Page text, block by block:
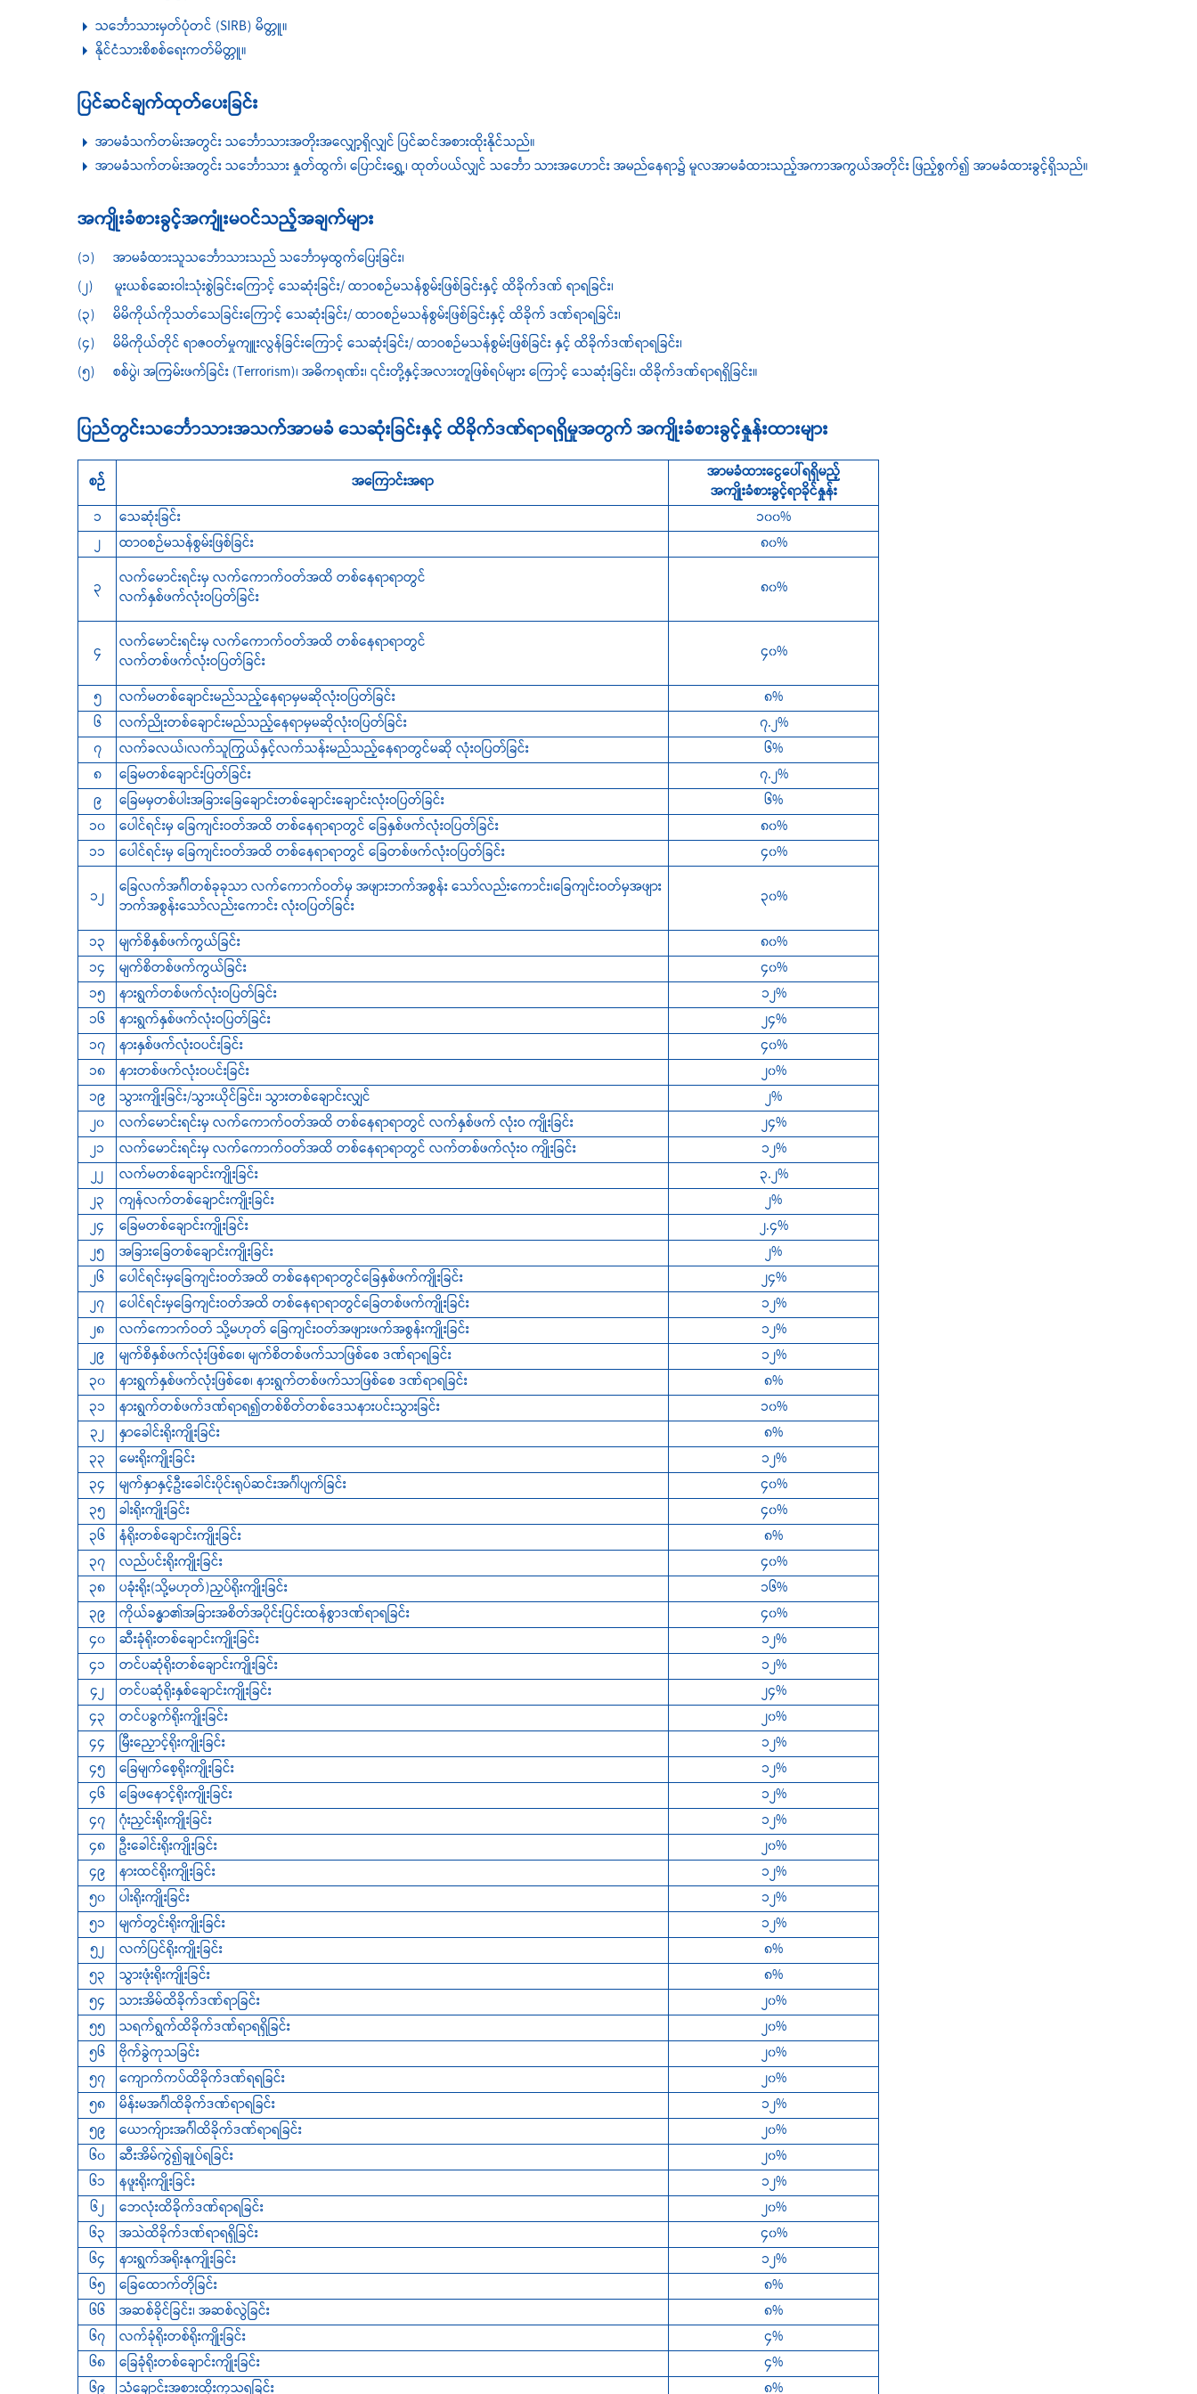
သင်္ဘောသားမှတ်ပုံတင် (SIRB) မိတ္တူ။
နိုင်ငံသားစိစစ်ရေးကတ်မိတ္တူ။
ပြင်ဆင်ချက်ထုတ်ပေးခြင်း
အာမခံသက်တမ်းအတွင်း သင်္ဘောသားအတိုးအလျှော့ရှိလျှင် ပြင်ဆင်အစားထိုးနိုင်သည်။
အာမခံသက်တမ်းအတွင်း သင်္ဘောသား နှုတ်ထွက်၊ ပြောင်းရွှေ့၊ ထုတ်ပယ်လျှင် သင်္ဘော သား‌အဟောင်း အမည်နေရာ၌ မူလအာမခံထားသည့်အကာအကွယ်အတိုင်း ဖြည့်စွက်၍ အာမခံထားခွင့်ရှိသည်။
အကျိုးခံစားခွင့်အကျုံးမဝင်သည့်အချက်များ
(၁) အာမခံထားသူသင်္ဘောသားသည် သင်္ဘောမှထွက်ပြေးခြင်း၊
(၂) မူးယစ်ဆေးဝါးသုံးစွဲခြင်းကြောင့် သေဆုံးခြင်း/ ထာဝစဉ်မသန်စွမ်းဖြစ်ခြင်းနှင့် ထိခိုက်ဒဏ် ရာရခြင်း၊
(၃) မိမိကိုယ်ကိုသတ်သေခြင်းကြောင့် သေဆုံးခြင်း/ ထာဝစဉ်မသန်စွမ်းဖြစ်ခြင်းနှင့် ထိခိုက် ဒဏ်ရာရခြင်း၊
(၄) မိမိကိုယ်တိုင် ရာဇဝတ်မှုကျူးလွန်ခြင်းကြောင့် သေဆုံးခြင်း/ ထာဝစဉ်မသန်စွမ်းဖြစ်ခြင်း နှင့် ထိခိုက်ဒဏ်ရာရခြင်း၊
(၅) စစ်ပွဲ၊ အကြမ်းဖက်ခြင်း (Terrorism)၊ အဓိကရုဏ်း၊ ၎င်းတို့နှင့်အလားတူဖြစ်ရပ်များ ကြောင့် သေဆုံးခြင်း၊ ထိခိုက်ဒဏ်ရာရရှိခြင်း။
ပြည်တွင်းသင်္ဘောသားအသက်အာမခံ သေဆုံးခြင်းနှင့် ထိခိုက်ဒဏ်ရာရရှိမှုအတွက်အကျိုးခံစားခွင့်နှုန်းထားများ
စဉ် အကြောင်းအရာ
အာမခံထားငွေပေါ်ရရှိမည့်
အကျိုးခံစားခွင့်ရာခိုင်နှုန်း
၁
သေဆုံးခြင်း
၁၀၀%
၂
ထာဝစဉ်မသန်စွမ်းဖြစ်ခြင်း
၈၀%
၃
လက်မောင်းရင်းမှ လက်ကောက်ဝတ်အထိ တစ်နေရာရာတွင်
လက်နှစ်ဖက်လုံးဝပြတ်ခြင်း
၈၀%
၄
လက်မောင်းရင်းမှ လက်ကောက်ဝတ်အထိ တစ်နေရာရာတွင်
လက်တစ်ဖက်လုံးဝပြတ်ခြင်း
၄၀%
၅
လက်မတစ်ချောင်းမည်သည့်နေရာမှမဆိုလုံးဝပြတ်ခြင်း
၈%
၆
လက်ညိုးတစ်ချောင်းမည်သည့်နေရာမှမဆိုလုံးဝပြတ်ခြင်း
၇.၂%
၇
လက်ခလယ်၊လက်သူကြွယ်နှင့်လက်သန်းမည်သည့်နေရာတွင်မဆို လုံးဝပြတ်ခြင်း
၆%
၈
ခြေမတစ်ချောင်းပြတ်ခြင်း
၇.၂%
၉
‌ခြေမမှတစ်ပါးအခြားခြေချောင်းတစ်ချောင်းချောင်းလုံးဝပြတ်ခြင်း
၆%
၁၀
‌ပေါင်ရင်းမှ ခြေကျင်းဝတ်အထိ တစ်နေရာရာတွင် ခြေနှစ်ဖက်လုံးဝပြတ်ခြင်း
၈၀%
၁၁
‌ပေါင်ရင်းမှ ခြေကျင်းဝတ်အထိ တစ်နေရာရာတွင် ခြေတစ်ဖက်လုံးဝပြတ်ခြင်း
၄၀%
၁၂
ခြေလက်အင်္ဂါတစ်ခုခုသာ လက်ကောက်ဝတ်မှ အဖျားဘက်အစွန်း သော်လည်းကောင်း၊ခြေကျင်းဝတ်မှအဖျား
ဘက်အစွန်းသော်လည်းကောင်း လုံးဝပြတ်ခြင်း
၃၀%
၁၃
မျက်စိနှစ်ဖက်ကွယ်ခြင်း
၈၀%
၁၄
မျက်စိတစ်ဖက်ကွယ်ခြင်း
၄၀%
၁၅
နားရွက်တစ်ဖက်လုံးဝပြတ်ခြင်း
၁၂%
၁၆
နားရွက်နှစ်ဖက်လုံးဝပြတ်ခြင်း
၂၄%
၁၇
နားနှစ်ဖက်လုံးဝပင်းခြင်း
၄၀%
၁၈
နားတစ်ဖက်လုံးဝပင်းခြင်း
၂၀%
၁၉
သွားကျိုးခြင်း/သွားယိုင်ခြင်း၊ သွားတစ်ချောင်းလျှင်
၂%
၂၀
လက်မောင်းရင်းမှ လက်ကောက်ဝတ်အထိ တစ်နေရာရာတွင် လက်နှစ်ဖက် လုံးဝ ကျိုးခြင်း
၂၄%
၂၁
လက်မောင်းရင်းမှ လက်ကောက်ဝတ်အထိ တစ်နေရာရာတွင် လက်တစ်ဖက်လုံးဝ ကျိုးခြင်း
၁၂%
၂၂
လက်မတစ်ချောင်းကျိုးခြင်း
၃.၂%
၂၃
ကျန်လက်တစ်ချောင်းကျိုးခြင်း
၂%
၂၄
‌ခြေမတစ်ချောင်းကျိုးခြင်း
၂.၄%
၂၅
အခြားခြေတစ်ချောင်းကျိုးခြင်း
၂%
၂၆
‌ပေါင်ရင်းမှခြေကျင်းဝတ်အထိ တစ်နေရာရာတွင်ခြေနှစ်ဖက်ကျိုးခြင်း
၂၄%
၂၇
‌ပေါင်ရင်းမှခြေကျင်းဝတ်အထိ တစ်နေရာရာတွင်ခြေတစ်ဖက်ကျိုးခြင်း
၁၂%
၂၈
လက်ကောက်ဝတ် သို့မဟုတ် ခြေကျင်းဝတ်အဖျားဖက်အစွန်းကျိုးခြင်း
၁၂%
၂၉
မျက်စိနှစ်ဖက်လုံးဖြစ်စေ၊ မျက်စိတစ်ဖက်သာဖြစ်စေ ဒဏ်ရာရခြင်း
၁၂%
၃၀
နားရွက်နှစ်ဖက်လုံးဖြစ်စေ၊ နားရွက်တစ်ဖက်သာဖြစ်စေ ဒဏ်ရာရခြင်း
၈%
၃၁
နားရွက်တစ်ဖက်ဒဏ်ရာရ၍တစ်စိတ်တစ်ဒေသနားပင်းသွားခြင်း
၁၀%
၃၂
နှာခေါင်းရိုးကျိုးခြင်း
၈%
၃၃
‌မေးရိုးကျိုးခြင်း
၁၂%
၃၄
မျက်နှာနှင့်ဦးခေါင်းပိုင်းရုပ်ဆင်းအင်္ဂါပျက်ခြင်း
၄၀%
၃၅
ခါးရိုးကျိုးခြင်း
၄၀%
၃၆
နံရိုးတစ်ချောင်းကျိုးခြင်း
၈%
၃၇
လည်ပင်းရိုးကျိုးခြင်း
၄၀%
၃၈
ပခုံးရိုး(သို့မဟုတ်)ညှပ်ရိုးကျိုးခြင်း
၁၆%
၃၉
ကိုယ်ခန္ဓာ၏အခြားအစိတ်အပိုင်းပြင်းထန်စွာဒဏ်ရာရခြင်း
၄၀%
၄၀
ဆီးခုံရိုးတစ်ချောင်းကျိုးခြင်း
၁၂%
၄၁
တင်ပဆုံရိုးတစ်ချောင်းကျိုးခြင်း
၁၂%
၄၂
တင်ပဆုံရိုးနှစ်ချောင်းကျိုးခြင်း
၂၄%
၄၃
တင်ပခွက်ရိုးကျိုးခြင်း
၂၀%
၄၄
မြီးညှောင့်ရိုးကျိုးခြင်း
၁၂%
၄၅
‌ခြေမျက်စေ့ရိုးကျိုးခြင်း
၁၂%
၄၆
‌ခြေဖနောင့်ရိုးကျိုးခြင်း
၁၂%
၄၇
ဂုံးညှင်းရိုးကျိုးခြင်း
၁၂%
၄၈
ဦးခေါင်းရိုးကျိုးခြင်း
၂၀%
၄၉
နားထင်ရိုးကျိုးခြင်း
၁၂%
၅၀
ပါးရိုးကျိုးခြင်း
၁၂%
၅၁
မျက်တွင်းရိုးကျိုးခြင်း
၁၂%
၅၂
လက်ပြင်ရိုးကျိုးခြင်း
၈%
၅၃
သွားဖုံးရိုးကျိုးခြင်း
၈%
၅၄
သားအိမ်ထိခိုက်ဒဏ်ရာခြင်း
၂၀%
၅၅
သရက်ရွက်ထိခိုက်ဒဏ်ရာရရှိခြင်း
၂၀%
၅၆
ဗိုက်ခွဲကုသခြင်း
၂၀%
၅၇
ကျောက်ကပ်ထိခိုက်ဒဏ်ရရခြင်း
၂၀%
၅၈
မိန်းမအင်္ဂါထိခိုက်ဒဏ်ရာရခြင်း
၁၂%
၅၉
‌ယောက်ျားအင်္ဂါထိခိုက်ဒဏ်ရာရခြင်း
၂၀%
၆၀
ဆီးအိမ်ကွဲ၍ချုပ်ရခြင်း
၂၀%
၆၁
နဖူးရိုးကျိုးခြင်း
၁၂%
၆၂
‌ဘေလုံးထိခိုက်ဒဏ်ရာရခြင်း
၂၀%
၆၃
အသဲထိခိုက်ဒဏ်ရာရရှိခြင်း
၄၀%
၆၄
နားရွက်အရိုးနုကျိုးခြင်း
၁၂%
၆၅
‌ခြေထောက်တိုခြင်း
၈%
၆၆
အဆစ်ခိုင်ခြင်း၊ အဆစ်လွဲခြင်း
၈%
၆၇
လက်ခုံရိုးတစ်ရိုးကျိုးခြင်း
၄%
၆၈
‌ခြေခုံရိုးတစ်ချောင်းကျိုးခြင်း
၄%